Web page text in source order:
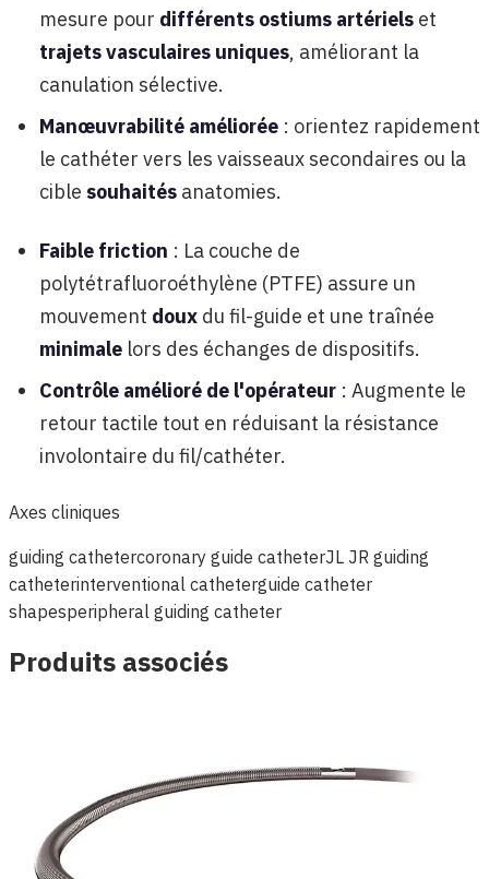
mesure pour différents ostiums artériels et
trajets vasculaires uniques, améliorant la
canulation sélective.
Manœuvrabilité améliorée : orientez rapidement
le cathéter vers les vaisseaux secondaires ou la
cible souhaités anatomies.
Faible friction : La couche de
polytétrafluoroéthylène (PTFE) assure un
mouvement doux du fil-guide et une traînée
minimale lors des échanges de dispositifs.
Contrôle amélioré de l'opérateur : Augmente le
retour tactile tout en réduisant la résistance
involontaire du fil/cathéter.
Axes cliniques
guiding cathetercoronary guide catheterJL JR guiding
catheterinterventional catheterguide catheter
shapesperipheral guiding catheter
Produits associés